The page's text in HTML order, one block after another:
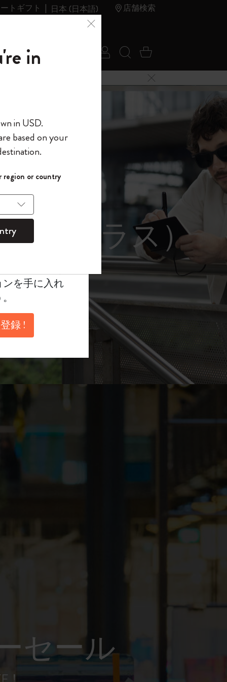
トギフト 日本 (日本語) 店舗検索
ール
ログイン
パスワードを表示
保存する
検索 (キーワード
カート 0 アイ
メニューを閉じる
サングラス）
示1
セール
ようこそ
、コード
力すると、初
無料になり
レット品は
を手に入れ
録 !
in
in USD.
based on your
or country